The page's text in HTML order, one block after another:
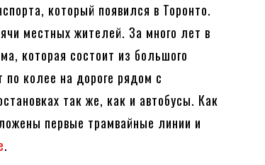
который появился в Торонто.
местных жителей. За много лет в
которая состоит из большого
колее на дороге рядом с
так же, как и автобусы. Как
первые трамвайные линии и
.